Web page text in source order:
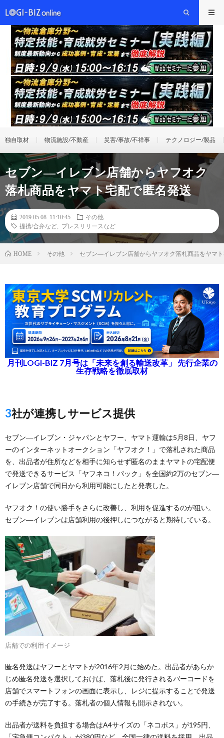
独自取材 物流施設/不動産 災害/事故/不祥事 テクノロジー/製品
セブン―イレブン店舗からヤフオク
落札商品をヤマト宅配で匿名発送
2019.05.08 11:10:45
その他
提携/合弁など
プレスリリースなど
HOME その他 セブン―イレブン店舗からヤフオク落札商品をヤマ
月刊LOGI-BIZ 7月号は「未来を創る輸送改革」 先行企業の
生存戦略を徹底取材
3社が連携しサービス提供
セブン―イレブン・ジャパンとヤフー、ヤマト運輸は5月8日、ヤフ
ーのインターネットオークション「ヤフオク！」で落札された商品
を、出品者が住所などを相手に知らせず匿名のままヤマトの宅配便
で発送できるサービス「ヤフネコ！パック」を全国約2万のセブン―
イレブン店舗で同日から利用可能にしたと発表した。
ヤフオク！の使い勝手をさらに改善し、利用を促進するのが狙い。
セブン―イレブンは店舗利用の後押しにつながると期待している。
店舗での利用イメージ
匿名発送はヤフーとヤマトが2016年2月に始めた。出品者があらか
じめ匿名発送を選択しておけば、落札後に発行されるバーコードを
店舗でスマートフォンの画面に表示し、レジに提示することで発送
の手続きが完了する。落札者の個人情報も開示されない。
出品者が送料を負担する場合はA4サイズの「ネコポス」が195円、